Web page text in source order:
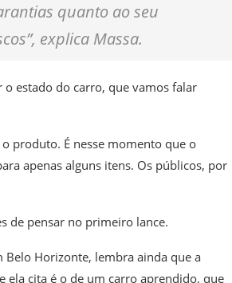
quanto ao seu
explica Massa.
o estado do carro, que vamos falar
produto. É nesse momento que o
apenas alguns itens. Os públicos, por
de pensar no primeiro lance.
Belo Horizonte, lembra ainda que a
ela cita é o de um carro aprendido, que